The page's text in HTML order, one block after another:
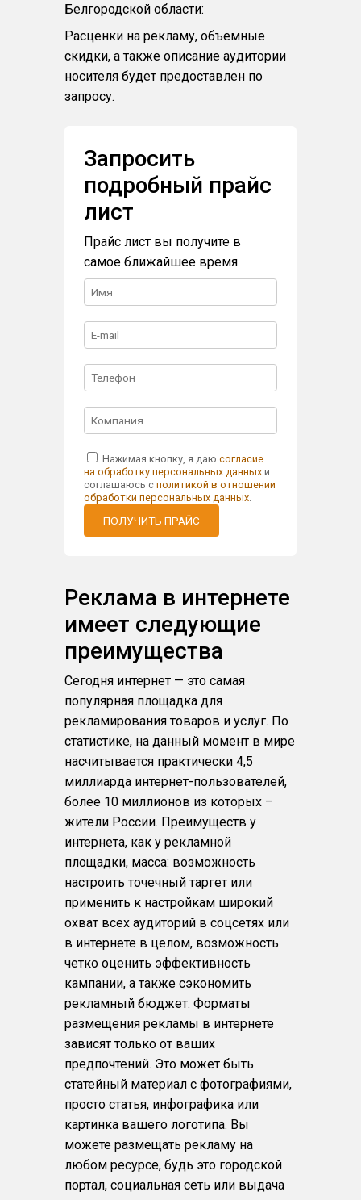
Белгородской области:
Расценки на рекламу, объемные
скидки, а также описание аудитории
носителя будет предоставлен по
запросу.
Запросить
подробный прайс
лист
Прайс лист вы получите в
самое ближайшее время
Нажимая кнопку, я даюсогласие
на обработку персональных данных и
соглашаюсь сполитикой в отношении
обработки персональных данных.
ПОЛУЧИТЬ ПРАЙС
Реклама в интернете
имеет следующие
преимущества
Сегодня интернет — это самая
популярная площадка для
рекламирования товаров и услуг. По
статистике, на данный момент в мире
насчитывается практически 4,5
миллиарда интернет-пользователей,
более 10 миллионов из которых –
жители России. Преимуществ у
интернета, как у рекламной
площадки, масса: возможность
настроить точечный таргет или
применить к настройкам широкий
охват всех аудиторий в соцсетях или
в интернете в целом, возможность
четко оценить эффективность
кампании, а также сэкономить
рекламный бюджет. Форматы
размещения рекламы в интернете
зависят только от ваших
предпочтений. Это может быть
статейный материал с фотографиями,
просто статья, инфографика или
картинка вашего логотипа. Вы
можете размещать рекламу на
любом ресурсе, будь это городской
портал, социальная сеть или выдача